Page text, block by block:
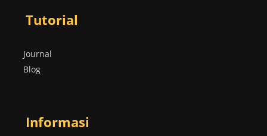
Tutorial
Journal
Blog
Informasi